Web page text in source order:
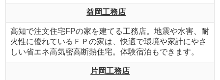
益岡工務店
高知で注文住宅FPの家を建てる工務店。地震や水害、耐
火性に優れているＦＰの家は、快適で環境や家計にやさ
しい省エネ高気密高断熱住宅。体験宿泊もできます。
片岡工務店